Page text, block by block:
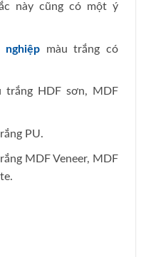
này cũng có một ý
màu trắng có
trắng HDF sơn, MDF
PU.
MDF Veneer, MDF